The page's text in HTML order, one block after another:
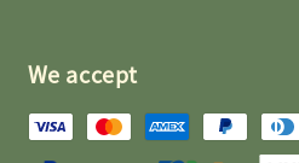
We accept